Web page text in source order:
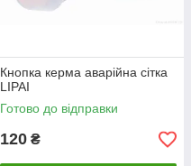
Кнопка керма аварійна сітка
LIPAI
Готово до відправки
120 ₴